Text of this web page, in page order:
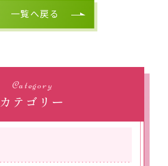
一覧へ戻る
Category
カテゴリー